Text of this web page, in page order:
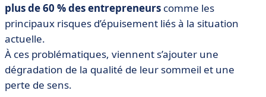
plus de 60 % des entrepreneurs comme les
principaux risques d’épuisement liés à la situation
actuelle.
À ces problématiques, viennent s’ajouter une
dégradation de la qualité de leur sommeil et une
perte de sens.